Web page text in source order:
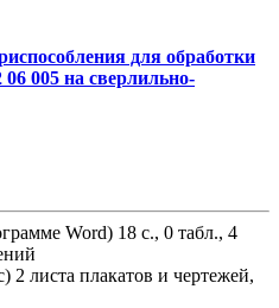
для обработки
005 на сверлильно-
Word) 18 с., 0 табл., 4
листа плакатов и чертежей,